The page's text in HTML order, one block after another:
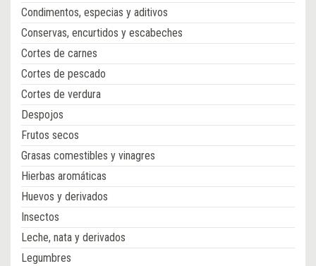
Condimentos, especias y aditivos
Conservas, encurtidos y escabeches
Cortes de carnes
Cortes de pescado
Cortes de verdura
Despojos
Frutos secos
Grasas comestibles y vinagres
Hierbas aromáticas
Huevos y derivados
Insectos
Leche, nata y derivados
Legumbres